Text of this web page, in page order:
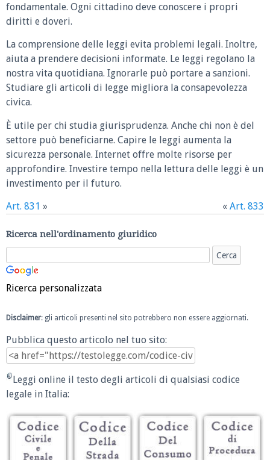
fondamentale. Ogni cittadino deve conoscere i propri
diritti e doveri.
La comprensione delle leggi evita problemi legali. Inoltre,
aiuta a prendere decisioni informate. Le leggi regolano la
nostra vita quotidiana. Ignorarle può portare a sanzioni.
Studiare gli articoli di legge migliora la consapevolezza
civica.
È utile per chi studia giurisprudenza. Anche chi non è del
settore può beneficiarne. Capire le leggi aumenta la
sicurezza personale. Internet offre molte risorse per
approfondire. Investire tempo nella lettura delle leggi è un
investimento per il futuro.
Art. 831 » « Art. 833
Ricerca nell'ordinamento giuridico
Ricerca personalizzata
Disclaimer: gli articoli presenti nel sito potrebbero non essere aggiornati.
Pubblica questo articolo nel tuo sito:
Leggi online il testo degli articoli di qualsiasi codice
legale in Italia: